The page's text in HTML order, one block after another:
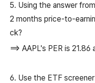
5. Using the answer
2 months price-to-
ck?
==> AAPL's PER is
6. Use the ETF